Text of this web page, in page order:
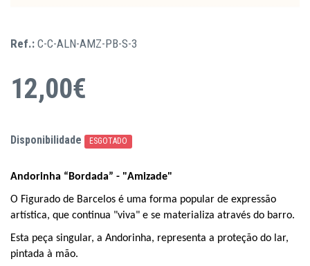
Ref.: C-C-ALN-AMZ-PB-S-3
12,00€
Disponibilidade ESGOTADO
Andorinha “Bordada” - "Amizade"
O Figurado de Barcelos é uma forma popular de expressão
artística, que continua "viva" e se materializa através do barro.
Esta peça singular, a Andorinha, representa a proteção do lar,
pintada à mão.